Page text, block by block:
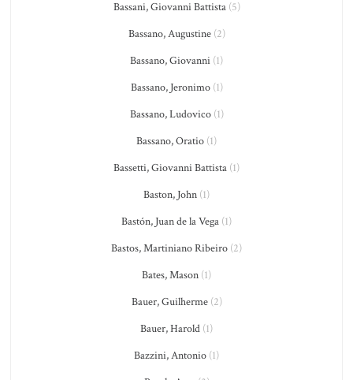
Bassani, Giovanni Battista(5)
Bassano, Augustine(2)
Bassano, Giovanni (1)
Bassano, Jeronimo(1)
Bassano, Ludovico(1)
Bassano, Oratio (1)
Bassetti, Giovanni Battista (1)
Baston, John (1)
Bastón, Juan de la Vega (1)
Bastos, Martiniano Ribeiro (2)
Bates, Mason (1)
Bauer, Guilherme(2)
Bauer, Harold (1)
Bazzini, Antonio (1)